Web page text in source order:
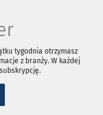
tygodnia otrzymasz
z branży. W każdej